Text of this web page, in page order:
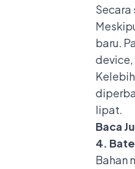
baru.
device,
lipat.
Baca
4.
Bahan